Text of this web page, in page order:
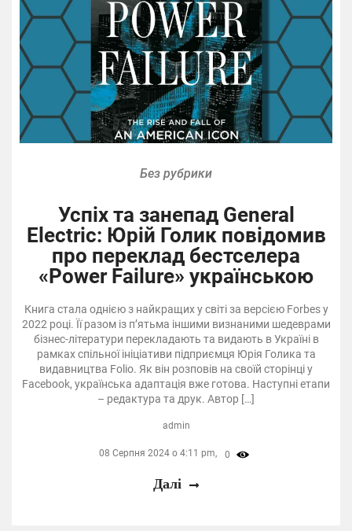
Без рубрики
Успіх та занепад General
Electric: Юрій Голик повідомив
про переклад бестселера
«Power Failure» українською
Книга стала однією з найкращих у світі за версією Forbes у
2022 році. Її разом із п’ятьма іншими визнаними шедеврами
бізнес-літератури перекладають та видають в Україні в
рамках спільної ініціативи підприємця Юрія Голика та
видавництва Folio. Як він розповів на своїй сторінці у
Facebook, українська адаптація вже готова. Наступні етапи
– редактура та друк. Автор […]
admin
08 Серпня 2024 о 4:11 pm, 0
Далі